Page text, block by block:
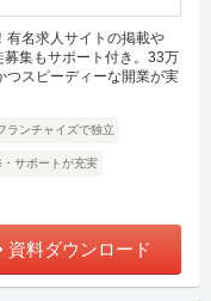
有名求人サイトの掲載や
集もサポート付き。33万
つスピーディーな開業が実
ランチャイズで独立
・サポートが充実
資料ダウンロード